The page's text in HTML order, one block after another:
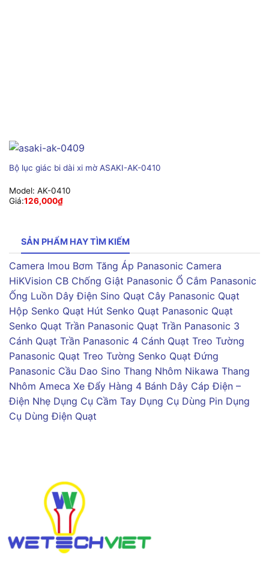
Bộ lục giác bi dài xi mờ ASAKI-AK-0410
Model: AK-0410
Giá:126,000₫
SẢN PHẨM HAY TÌM KIẾM
Camera Imou Bơm Tăng Áp Panasonic Camera
HiKVision CB Chống Giật Panasonic Ổ Cắm Panasonic
Ống Luồn Dây Điện Sino Quạt Cây Panasonic Quạt
Hộp Senko Quạt Hút Senko Quạt Panasonic Quạt
Senko Quạt Trần Panasonic Quạt Trần Panasonic 3
Cánh Quạt Trần Panasonic 4 Cánh Quạt Treo Tường
Panasonic Quạt Treo Tường Senko Quạt Đứng
Panasonic Cầu Dao Sino Thang Nhôm Nikawa Thang
Nhôm Ameca Xe Đẩy Hàng 4 Bánh Dây Cáp Điện –
Điện Nhẹ Dụng Cụ Cầm Tay Dụng Cụ Dùng Pin Dụng
Cụ Dùng Điện Quạt